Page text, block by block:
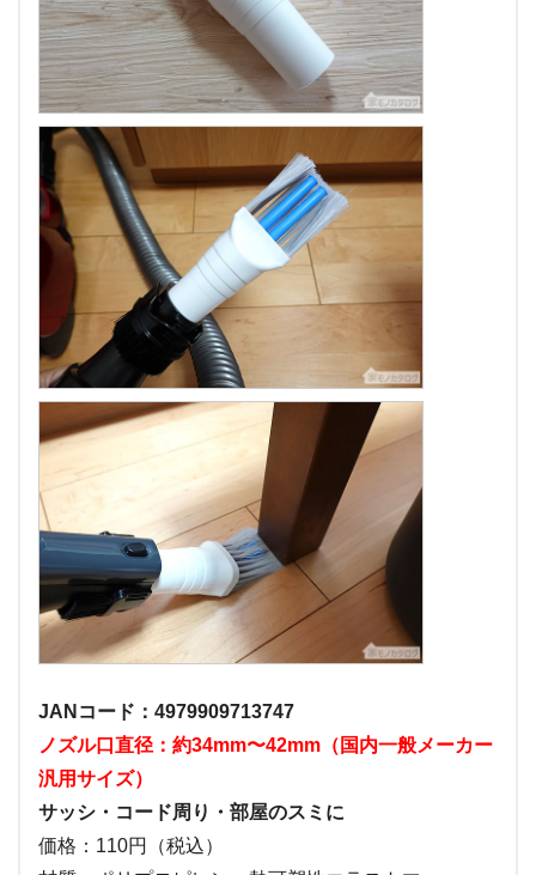
JANコード：4979909713747
ノズル口直径：約34mm〜42mm（国内一般メーカー
汎用サイズ）
サッシ・コード周り・部屋のスミに
価格：110円（税込）